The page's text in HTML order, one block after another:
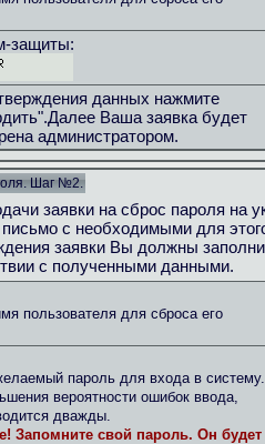
защиты:
данных нажмите
Ваша заявка будет
администратором.
Шаг №2.
заявки на сброс пароля на
с необходимыми для
заявки Вы должны
с полученными данными.
пользователя для сброса его
пароль для входа в систему.
вероятности ошибок ввода,
дважды.
Запомните свой пароль. Он будет